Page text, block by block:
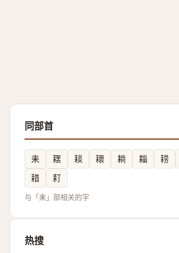
同部首
耒 䎬 䎦 耲 耥 䎩 耢
耤
耓
与「耒」部相关的字
热搜